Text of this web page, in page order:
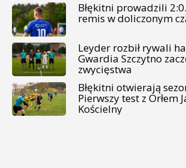
Błękitni prowadzili 2:0.
remis w doliczonym
Leyder rozbił rywali
Gwardia Szczytno
zwycięstwa
Błękitni otwierają
Pierwszy test z Orłem
Kościelny